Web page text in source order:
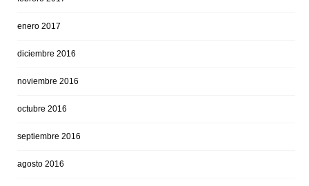
enero 2017
diciembre 2016
noviembre 2016
octubre 2016
septiembre 2016
agosto 2016